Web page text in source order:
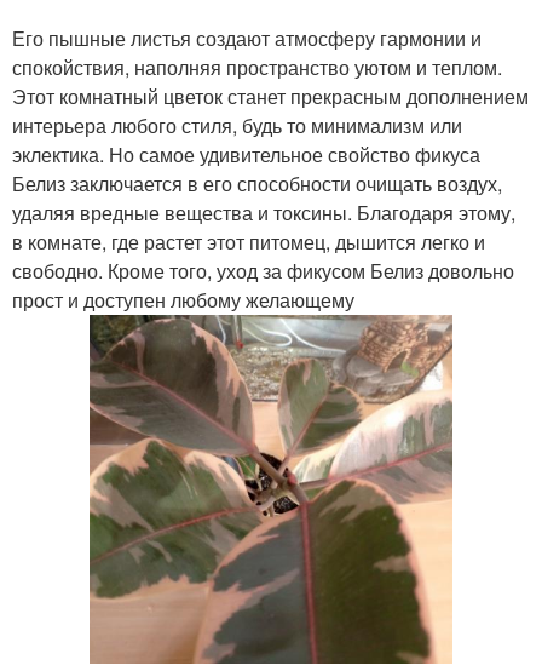
Его пышные листья создают атмосферу гармонии и
спокойствия, наполняя пространство уютом и теплом.
Этот комнатный цветок станет прекрасным дополнением
интерьера любого стиля, будь то минимализм или
эклектика. Но самое удивительное свойство фикуса
Белиз заключается в его способности очищать воздух,
удаляя вредные вещества и токсины. Благодаря этому,
в комнате, где растет этот питомец, дышится легко и
свободно. Кроме того, уход за фикусом Белиз довольно
прост и доступен любому желающему